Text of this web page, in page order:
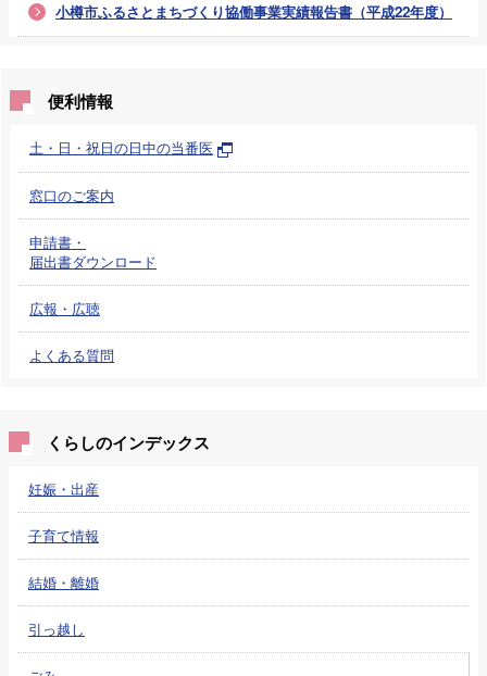
小樽市ふるさとまちづくり協働事業実績報告書（平成22年度）
便利情報
土・日・祝日の日中の当番医
窓口のご案内
申請書・
届出書ダウンロード
広報・広聴
よくある質問
くらしのインデックス
妊娠・出産
子育て情報
結婚・離婚
引っ越し